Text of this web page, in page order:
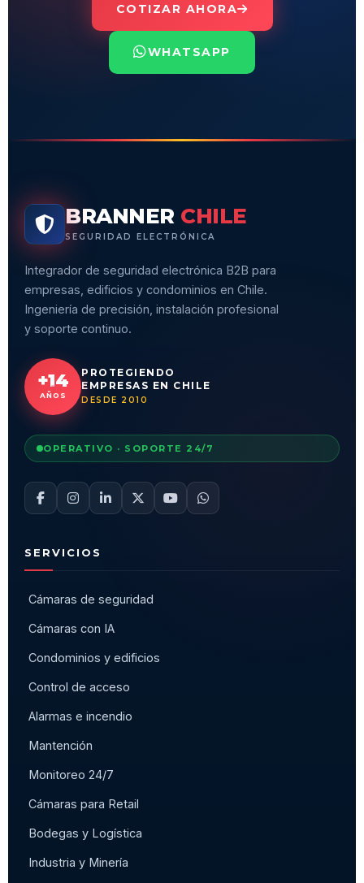
COTIZAR AHORA
WHATSAPP
BRANNER CHILE
SEGURIDAD ELECTRÓNICA
Integrador de seguridad electrónica B2B para
empresas, edificios y condominios en Chile.
Ingeniería de precisión, instalación profesional
y soporte continuo.
+14
AÑOS
PROTEGIENDO
EMPRESAS EN CHILE
DESDE 2010
OPERATIVO · SOPORTE 24/7
SERVICIOS
Cámaras de seguridad
Cámaras con IA
Condominios y edificios
Control de acceso
Alarmas e incendio
Mantención
Monitoreo 24/7
Cámaras para Retail
Bodegas y Logística
Industria y Minería